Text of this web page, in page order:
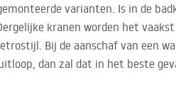
varianten. Is in de
kranen worden het
Bij de aanschaf van een
dan zal dat in het beste